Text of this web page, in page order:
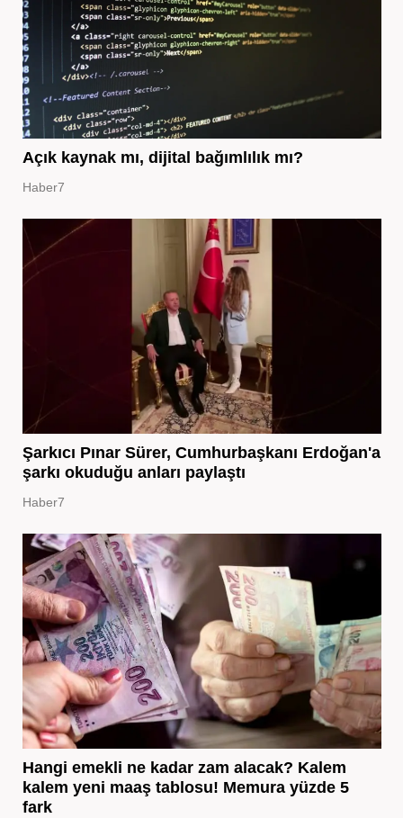
Açık kaynak mı, dijital bağımlılık mı?
Haber7
Şarkıcı Pınar Sürer, Cumhurbaşkanı Erdoğan'a
şarkı okuduğu anları paylaştı
Haber7
Hangi emekli ne kadar zam alacak? Kalem
kalem yeni maaş tablosu! Memura yüzde 5
fark